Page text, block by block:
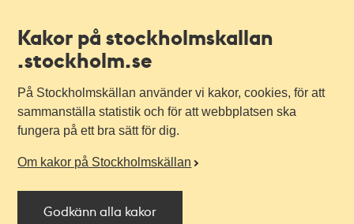
Kakor på stockholmskallan
.stockholm.se
På Stockholmskällan använder vi kakor, cookies, för att
sammanställa statistik och för att webbplatsen ska
fungera på ett bra sätt för dig.
Om kakor på Stockholmskällan
Godkänn alla kakor